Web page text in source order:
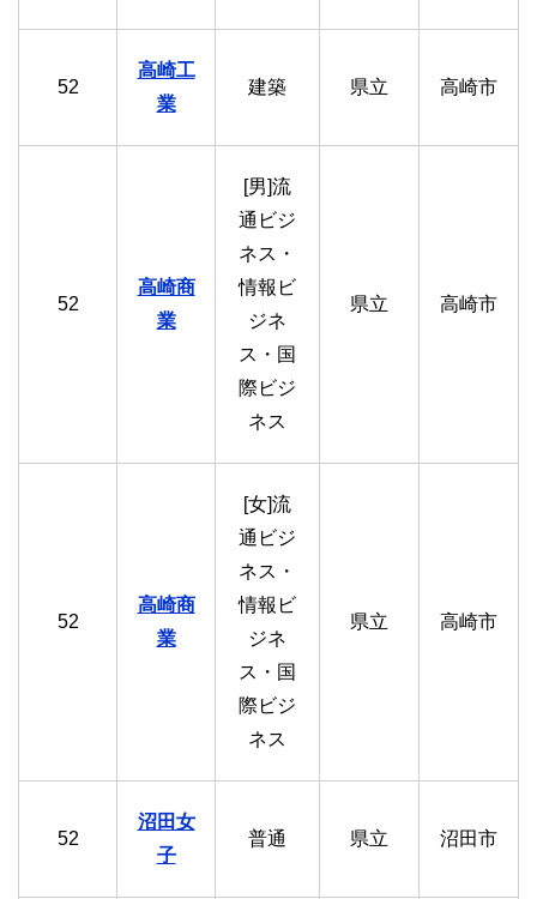
52
高崎工
業
建築 県立 高崎市
52
高崎商
業
[男]流
通ビジ
ネス・
情報ビ
ジネ
ス・国
際ビジ
ネス
県立 高崎市
52
高崎商
業
[女]流
通ビジ
ネス・
情報ビ
ジネ
ス・国
際ビジ
ネス
県立 高崎市
52
沼田女
子
普通 県立 沼田市